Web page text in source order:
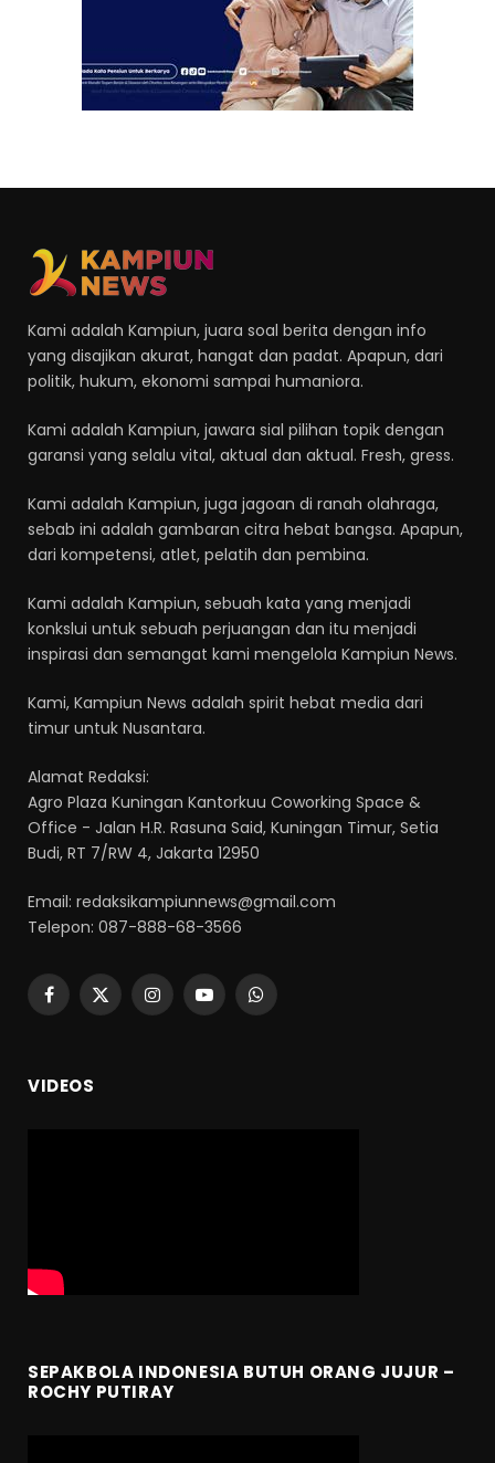
Kami adalah Kampiun, juara soal berita dengan info
yang disajikan akurat, hangat dan padat. Apapun, dari
politik, hukum, ekonomi sampai humaniora.
Kami adalah Kampiun, jawara sial pilihan topik dengan
garansi yang selalu vital, aktual dan aktual. Fresh, gress.
Kami adalah Kampiun, juga jagoan di ranah olahraga,
sebab ini adalah gambaran citra hebat bangsa. Apapun,
dari kompetensi, atlet, pelatih dan pembina.
Kami adalah Kampiun, sebuah kata yang menjadi
konkslui untuk sebuah perjuangan dan itu menjadi
inspirasi dan semangat kami mengelola Kampiun News.
Kami, Kampiun News adalah spirit hebat media dari
timur untuk Nusantara.
Alamat Redaksi:
Agro Plaza Kuningan Kantorkuu Coworking Space &
Office - Jalan H.R. Rasuna Said, Kuningan Timur, Setia
Budi, RT 7/RW 4, Jakarta 12950
Email: redaksikampiunnews@gmail.com
Telepon: 087-888-68-3566
Facebook
X
InstagramYouTubeWhatsApp
VIDEOS
SEPAKBOLA INDONESIA BUTUH ORANG JUJUR –
ROCHY PUTIRAY